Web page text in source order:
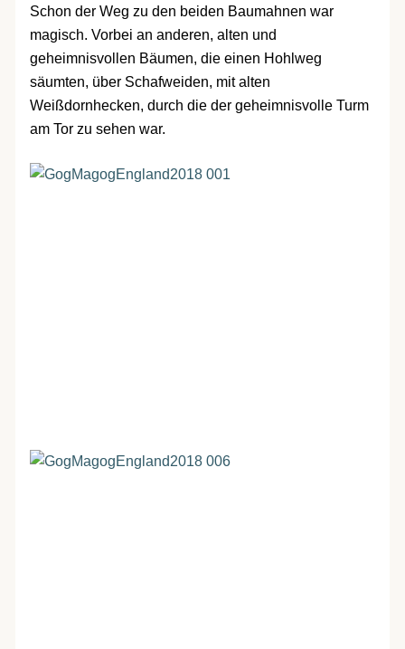
Schon der Weg zu den beiden Baumahnen war
magisch. Vorbei an anderen, alten und
geheimnisvollen Bäumen, die einen Hohlweg
säumten, über Schafweiden, mit alten
Weißdornhecken, durch die der geheimnisvolle Turm
am Tor zu sehen war.